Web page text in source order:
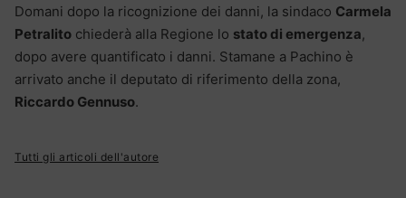
Domani dopo la ricognizione dei danni, la sindaco Carmela
Petralito chiederà alla Regione lo stato di emergenza,
dopo avere quantificato i danni. Stamane a Pachino è
arrivato anche il deputato di riferimento della zona,
Riccardo Gennuso.
Tutti gli articoli dell'autore